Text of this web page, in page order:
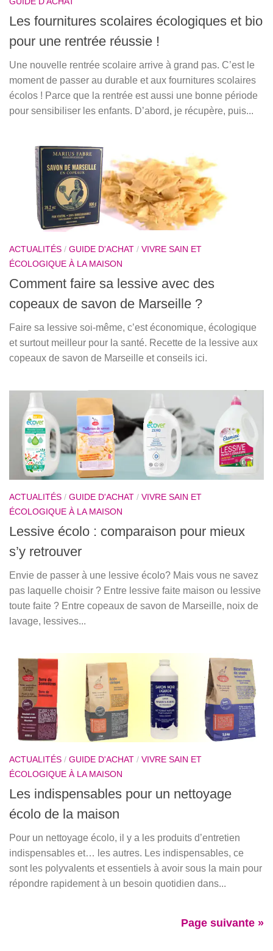
Les fournitures scolaires écologiques et bio
pour une rentrée réussie !
Une nouvelle rentrée scolaire arrive à grand pas. C’est le
moment de passer au durable et aux fournitures scolaires
écolos ! Parce que la rentrée est aussi une bonne période
pour sensibiliser les enfants. D’abord, je récupère, puis...
ACTUALITÉS / GUIDE D'ACHAT / VIVRE SAIN ET
ÉCOLOGIQUE À LA MAISON
Comment faire sa lessive avec des
copeaux de savon de Marseille ?
Faire sa lessive soi-même, c’est économique, écologique
et surtout meilleur pour la santé. Recette de la lessive aux
copeaux de savon de Marseille et conseils ici.
ACTUALITÉS / GUIDE D'ACHAT / VIVRE SAIN ET
ÉCOLOGIQUE À LA MAISON
Lessive écolo : comparaison pour mieux
s’y retrouver
Envie de passer à une lessive écolo? Mais vous ne savez
pas laquelle choisir ? Entre lessive faite maison ou lessive
toute faite ? Entre copeaux de savon de Marseille, noix de
lavage, lessives...
ACTUALITÉS / GUIDE D'ACHAT / VIVRE SAIN ET
ÉCOLOGIQUE À LA MAISON
Les indispensables pour un nettoyage
écolo de la maison
Pour un nettoyage écolo, il y a les produits d’entretien
indispensables et… les autres. Les indispensables, ce
sont les polyvalents et essentiels à avoir sous la main pour
répondre rapidement à un besoin quotidien dans...
Page suivante »